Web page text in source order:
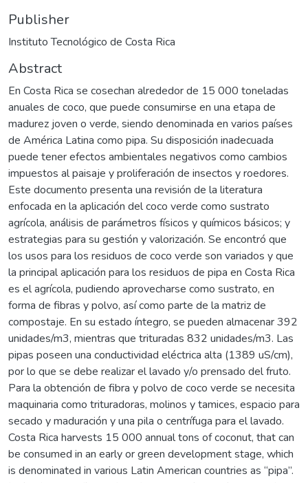
Publisher
Instituto Tecnológico de Costa Rica
Abstract
En Costa Rica se cosechan alrededor de 15 000 toneladas
anuales de coco, que puede consumirse en una etapa de
madurez joven o verde, siendo denominada en varios países
de América Latina como pipa. Su disposición inadecuada
puede tener efectos ambientales negativos como cambios
impuestos al paisaje y proliferación de insectos y roedores.
Este documento presenta una revisión de la literatura
enfocada en la aplicación del coco verde como sustrato
agrícola, análisis de parámetros físicos y químicos básicos; y
estrategias para su gestión y valorización. Se encontró que
los usos para los residuos de coco verde son variados y que
la principal aplicación para los residuos de pipa en Costa Rica
es el agrícola, pudiendo aprovecharse como sustrato, en
forma de fibras y polvo, así como parte de la matriz de
compostaje. En su estado íntegro, se pueden almacenar 392
unidades/m3, mientras que trituradas 832 unidades/m3. Las
pipas poseen una conductividad eléctrica alta (1389 uS/cm),
por lo que se debe realizar el lavado y/o prensado del fruto.
Para la obtención de fibra y polvo de coco verde se necesita
maquinaria como trituradoras, molinos y tamices, espacio para
secado y maduración y una pila o centrífuga para el lavado.
Costa Rica harvests 15 000 annual tons of coconut, that can
be consumed in an early or green development stage, which
is denominated in various Latin American countries as “pipa”.